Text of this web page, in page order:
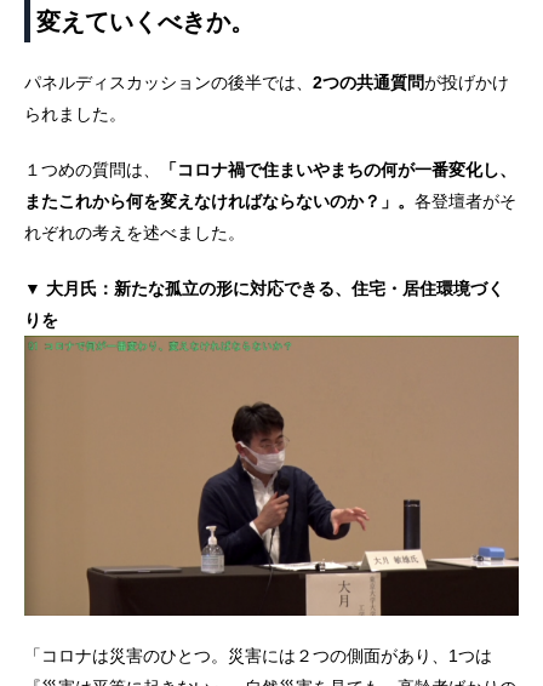
変えていくべきか。
パネルディスカッションの後半では、 2つの共通質問が投げかけ
られました。
１つめの質問は、
「コロナ禍で住まいやまちの何が一番変化し、
またこれから何を変えなければならないのか？」。 各登壇者がそ
れぞれの考えを述べました。
▼ 大月氏：新たな孤立の形に対応できる、住宅・居住環境づく
りを
「コロナは災害のひとつ。災害には２つの側面があり、1つは